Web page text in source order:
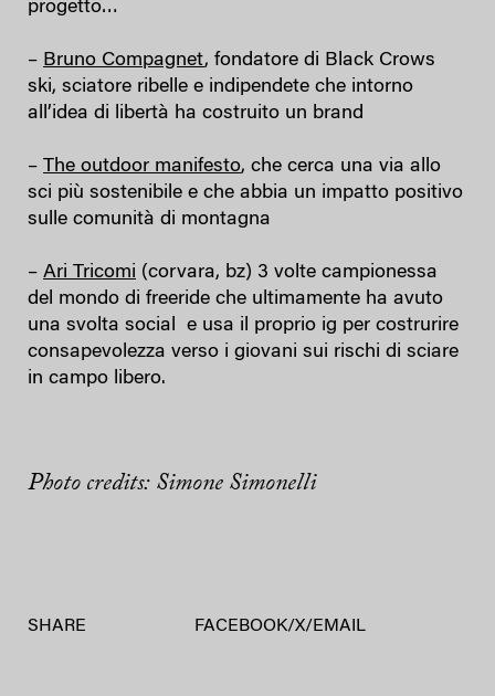
progetto…
– Bruno Compagnet, fondatore di Black Crows
ski, sciatore ribelle e indipendete che intorno
all’idea di libertà ha costruito un brand
– The outdoor manifesto, che cerca una via allo
sci più sostenibile e che abbia un impatto positivo
sulle comunità di montagna
– Ari Tricomi (corvara, bz) 3 volte campionessa
del mondo di freeride che ultimamente ha avuto
una svolta social e usa il proprio ig per costrurire
consapevolezza verso i giovani sui rischi di sciare
in campo libero.
Photo credits: Simone Simonelli
SHARE FACEBOOK/X/ EMAIL